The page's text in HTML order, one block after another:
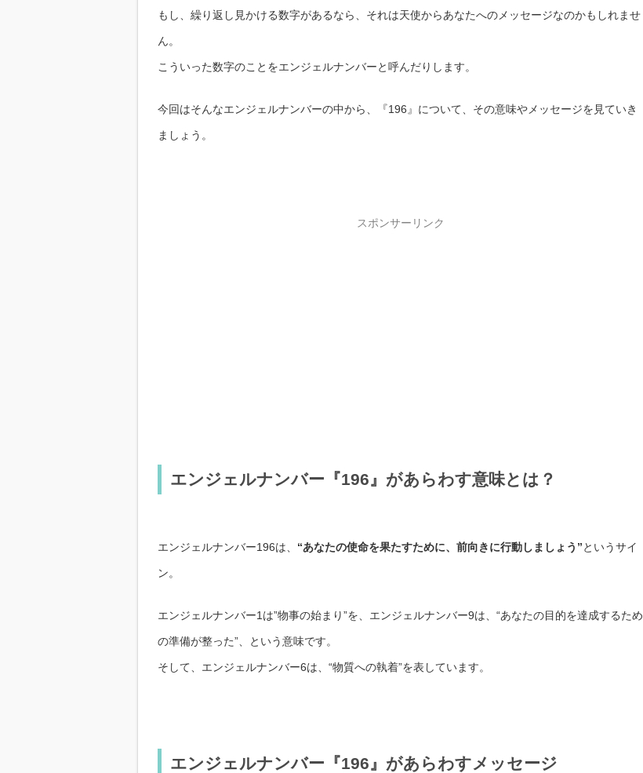
もし、繰り返し見かける数字があるなら、それは天使からあなたへのメッセージなのかもしれませ
ん。
こういった数字のことをエンジェルナンバーと呼んだりします。
今回はそんなエンジェルナンバーの中から、『196』について、その意味やメッセージを見ていき
ましょう。
スポンサーリンク
エンジェルナンバー『196』があらわす意味とは？
エンジェルナンバー196は、 “あなたの使命を果たすために、前向きに行動しましょう”というサイ
ン。
エンジェルナンバー1は”物事の始まり”を、エンジェルナンバー9は、“あなたの目的を達成するため
の準備が整った”、という意味です。
そして、エンジェルナンバー6は、“物質への執着”を表しています。
エンジェルナンバー『196』があらわすメッセージ